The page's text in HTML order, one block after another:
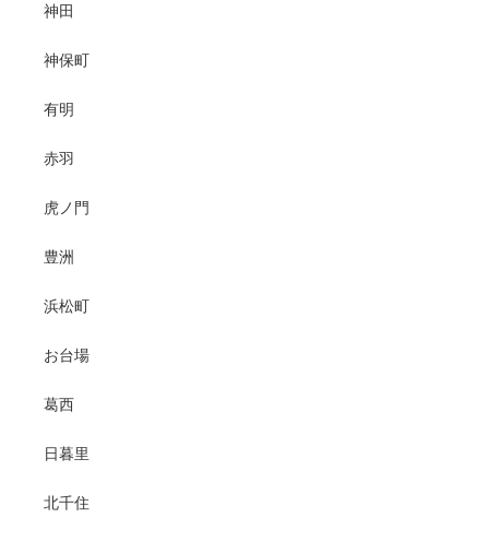
神田
神保町
有明
赤羽
虎ノ門
豊洲
浜松町
お台場
葛西
日暮里
北千住